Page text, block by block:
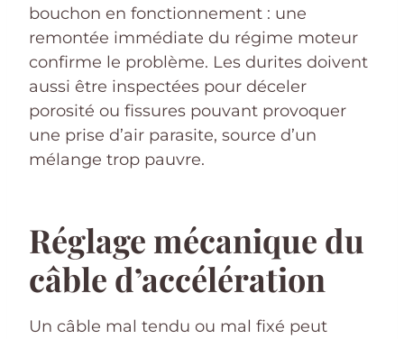
bouchon en fonctionnement : une
remontée immédiate du régime moteur
confirme le problème. Les durites doivent
aussi être inspectées pour déceler
porosité ou fissures pouvant provoquer
une prise d’air parasite, source d’un
mélange trop pauvre.
Réglage mécanique du
câble d’accélération
Un câble mal tendu ou mal fixé peut